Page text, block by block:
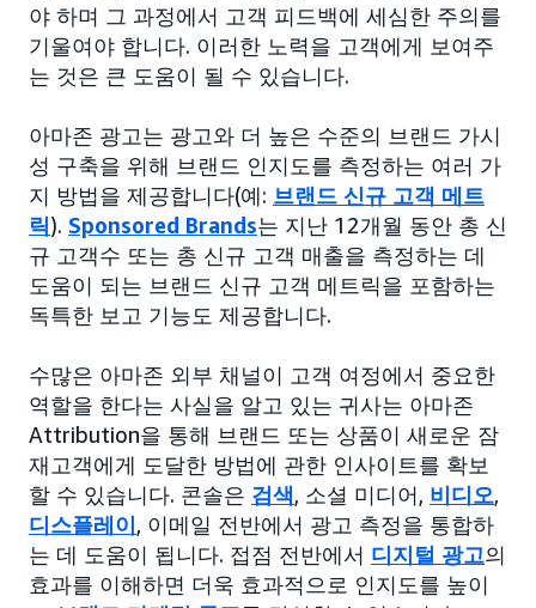
야 하며 그 과정에서 고객 피드백에 세심한 주의를
기울여야 합니다. 이러한 노력을 고객에게 보여주
는 것은 큰 도움이 될 수 있습니다.
아마존 광고는 광고와 더 높은 수준의 브랜드 가시
성 구축을 위해 브랜드 인지도를 측정하는 여러 가
지 방법을 제공합니다(예: 브랜드 신규 고객 메트
릭). Sponsored Brands는 지난 12개월 동안 총 신
규 고객수 또는 총 신규 고객 매출을 측정하는 데
도움이 되는 브랜드 신규 고객 메트릭을 포함하는
독특한 보고 기능도 제공합니다.
수많은 아마존 외부 채널이 고객 여정에서 중요한
역할을 한다는 사실을 알고 있는 귀사는 아마존
Attribution을 통해 브랜드 또는 상품이 새로운 잠
재고객에게 도달한 방법에 관한 인사이트를 확보
할 수 있습니다. 콘솔은 검색, 소셜 미디어, 비디오,
디스플레이, 이메일 전반에서 광고 측정을 통합하
는 데 도움이 됩니다. 접점 전반에서 디지털 광고의
효과를 이해하면 더욱 효과적으로 인지도를 높이